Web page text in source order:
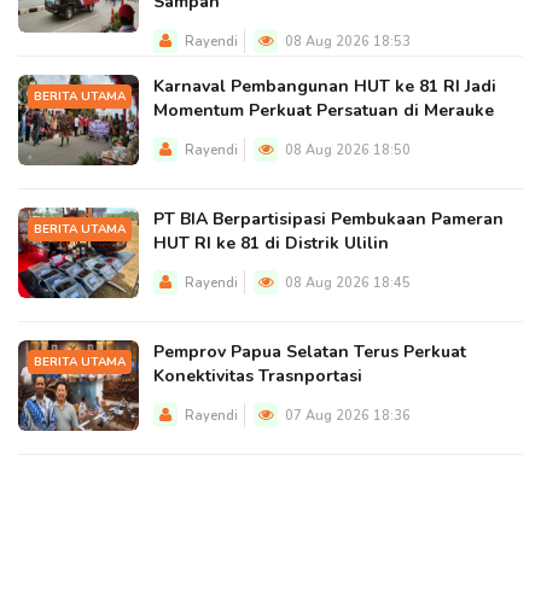
Rayendi 08 Aug 2026 18:53
BERITA UTAMA
Karnaval Pembangunan HUT ke 81 RI Jadi
Momentum Perkuat Persatuan di Merauke
Rayendi 08 Aug 2026 18:50
BERITA UTAMA
PT BIA Berpartisipasi Pembukaan Pameran
HUT RI ke 81 di Distrik Ulilin
Rayendi 08 Aug 2026 18:45
BERITA UTAMA
Pemprov Papua Selatan Terus Perkuat
Konektivitas Trasnportasi
Rayendi 07 Aug 2026 18:36